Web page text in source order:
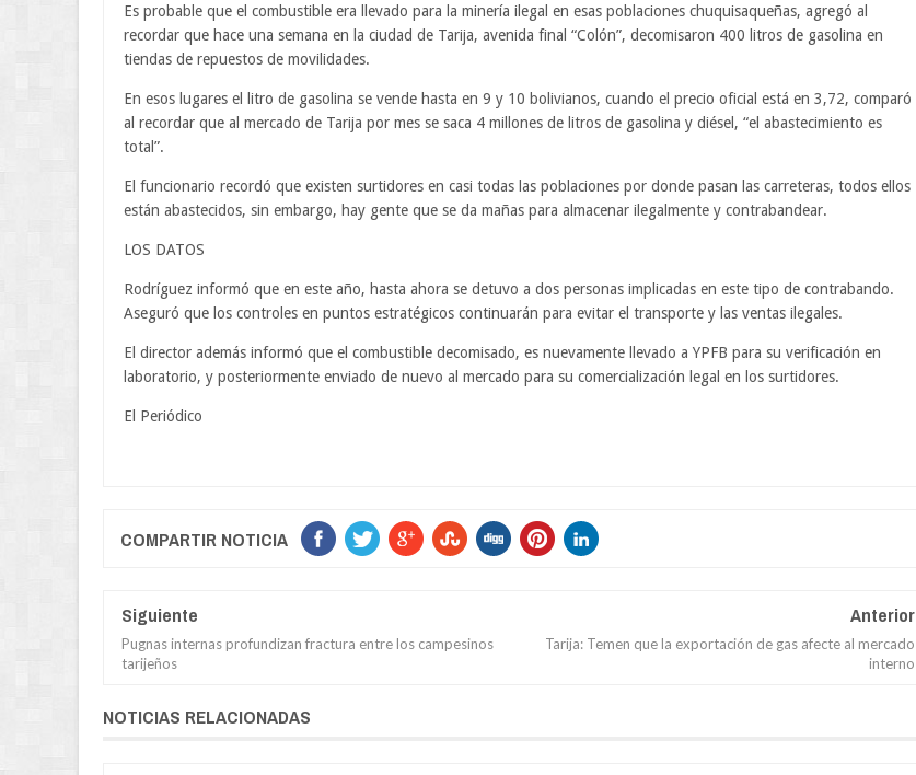
Es probable que el combustible era llevado para la minería ilegal en esas poblaciones chuquisaqueñas, agregó al
recordar que hace una semana en la ciudad de Tarija, avenida final “Colón”, decomisaron 400 litros de gasolina en
tiendas de repuestos de movilidades.
En esos lugares el litro de gasolina se vende hasta en 9 y 10 bolivianos, cuando el precio oficial está en 3,72, comparó
al recordar que al mercado de Tarija por mes se saca 4 millones de litros de gasolina y diésel, “el abastecimiento es
total”.
El funcionario recordó que existen surtidores en casi todas las poblaciones por donde pasan las carreteras, todos ellos
están abastecidos, sin embargo, hay gente que se da mañas para almacenar ilegalmente y contrabandear.
LOS DATOS
Rodríguez informó que en este año, hasta ahora se detuvo a dos personas implicadas en este tipo de contrabando.
Aseguró que los controles en puntos estratégicos continuarán para evitar el transporte y las ventas ilegales.
El director además informó que el combustible decomisado, es nuevamente llevado a YPFB para su verificación en
laboratorio, y posteriormente enviado de nuevo al mercado para su comercialización legal en los surtidores.
El Periódico
COMPARTIR NOTICIA
Siguiente
Pugnas internas profundizan fractura entre los campesinos
tarijeños
Anterior
Tarija: Temen que la exportación de gas afecte al mercado
interno
NOTICIAS RELACIONADAS